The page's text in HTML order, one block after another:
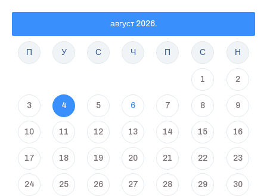
август 2026.
П У С Ч П С Н
1 2
3 4 5 6 7 8 9
10 11 12 13 14 15 16
17 18 19 20 21 22 23
24 25 26 27 28 29 30